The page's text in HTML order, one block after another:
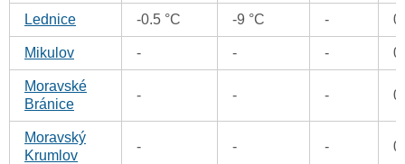
Lednice -0.5 °C -9 °C - 0
Mikulov - - - 0
Moravské
Bránice
- - - 0
Moravský
Krumlov
- - - 0